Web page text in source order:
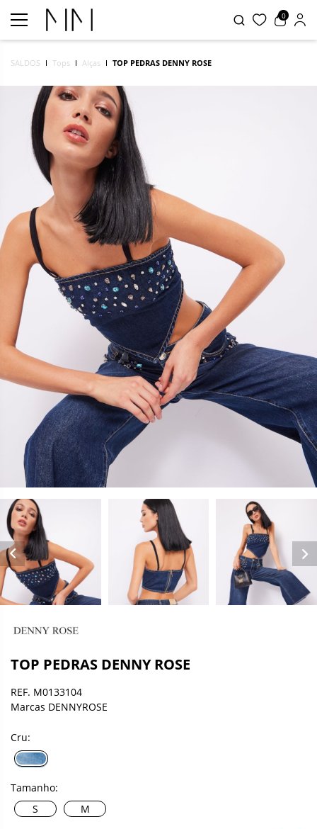
0
SALDOS Tops Alças TOP PEDRAS DENNY ROSE
TOP PEDRAS DENNY ROSE
REF. M0133104
Marcas DENNYROSE
Cru:
Tamanho:
S
M